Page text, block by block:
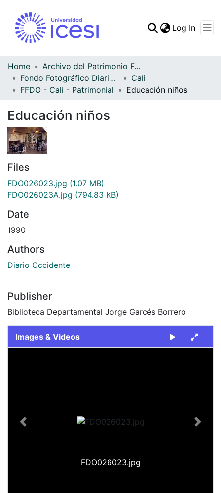
Statistics
Log In
Home
Archivo del Patrimonio Fotográfico y Fílmico del Valle del Cauca
Fondo Fotográfico Diario Occidente
Cali
FFDO - Cali - Patrimonial
Educación niños
Educación niños
Files
FDO026023.jpg (1.07 MB)
FDO026023A.jpg (794.83 KB)
Date
1990
Authors
Diario Occidente
Publisher
Biblioteca Departamental Jorge Garcés Borrero
Images & Videos
FDO026023.jpg
Previous Next